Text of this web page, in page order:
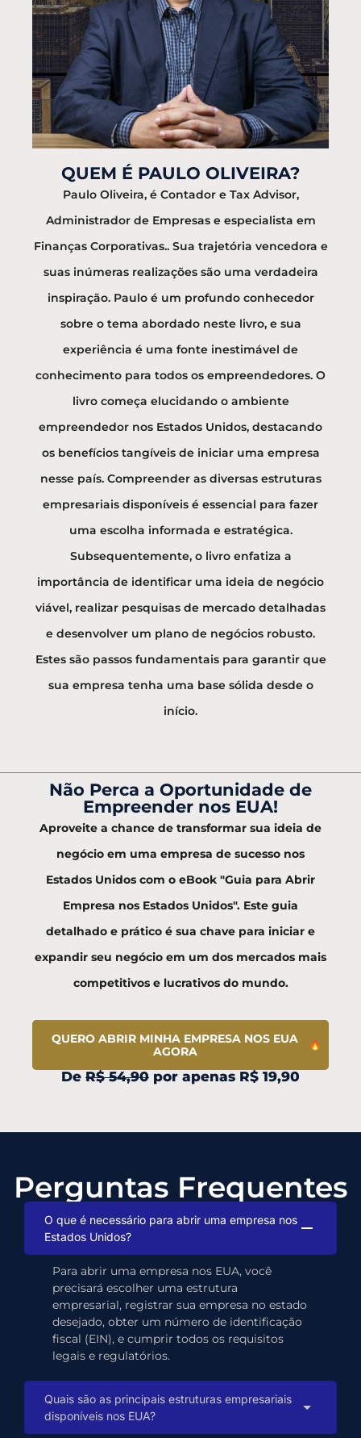
QUEM É PAULO OLIVEIRA?
Paulo Oliveira, é Contador e Tax Advisor,
Administrador de Empresas e especialista em
Finanças Corporativas.. Sua trajetória vencedora e
suas inúmeras realizações são uma verdadeira
inspiração. Paulo é um profundo conhecedor
sobre o tema abordado neste livro, e sua
experiência é uma fonte inestimável de
conhecimento para todos os empreendedores. O
livro começa elucidando o ambiente
empreendedor nos Estados Unidos, destacando
os benefícios tangíveis de iniciar uma empresa
nesse país. Compreender as diversas estruturas
empresariais disponíveis é essencial para fazer
uma escolha informada e estratégica.
Subsequentemente, o livro enfatiza a
importância de identificar uma ideia de negócio
viável, realizar pesquisas de mercado detalhadas
e desenvolver um plano de negócios robusto.
Estes são passos fundamentais para garantir que
sua empresa tenha uma base sólida desde o
início.
Não Perca a Oportunidade de
Empreender nos EUA!
Aproveite a chance de transformar sua ideia de
negócio em uma empresa de sucesso nos
Estados Unidos com o eBook "Guia para Abrir
Empresa nos Estados Unidos". Este guia
detalhado e prático é sua chave para iniciar e
expandir seu negócio em um dos mercados mais
competitivos e lucrativos do mundo.
QUERO ABRIR MINHA EMPRESA NOS EUA
AGORA
De R$ 54,90 por apenas R$ 19,90
Perguntas Frequentes
O que é necessário para abrir uma empresa nos
Estados Unidos?
Para abrir uma empresa nos EUA, você
precisará escolher uma estrutura
empresarial, registrar sua empresa no estado
desejado, obter um número de identificação
fiscal (EIN), e cumprir todos os requisitos
legais e regulatórios.
Quais são as principais estruturas empresariais
disponíveis nos EUA?